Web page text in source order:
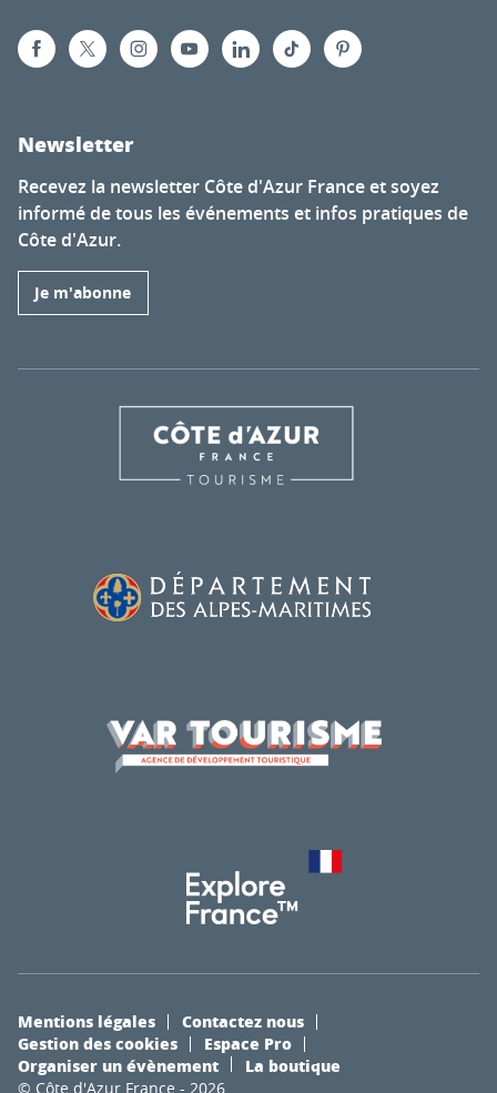
Newsletter
Recevez la newsletter Côte d'Azur France et soyez
informé de tous les événements et infos pratiques de
Côte d'Azur.
Je m'abonne
© Côte d'Azur France - 2026
Mentions légales
Contactez nous
Gestion des cookies
Espace Pro
Organiser un évènement
La boutique